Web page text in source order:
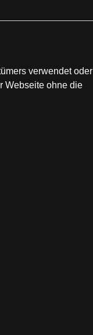
verwendet oder
Webseite ohne die